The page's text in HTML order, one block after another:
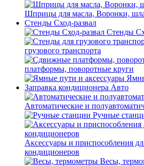
Шприцы для масла, Воронки,
Стенды Сход-развал
Стенды
грузового транспорта
платформы, поворотные круги
Заправка кондиционера Авто
Автоматические и
Ручные
Аксессуары и приспособления
кондиционеров
Весы,